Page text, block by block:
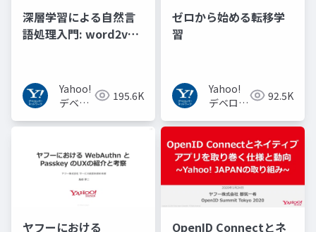
深層学習による自然言
語処理入門: word2vec
Yahoo!
デベロ
ネット
195.6K
ゼロから始める転移学
習
Yahoo!
デベロッ
トワーク
92.5K
ヤフーにおける
OpenID Connectとネ